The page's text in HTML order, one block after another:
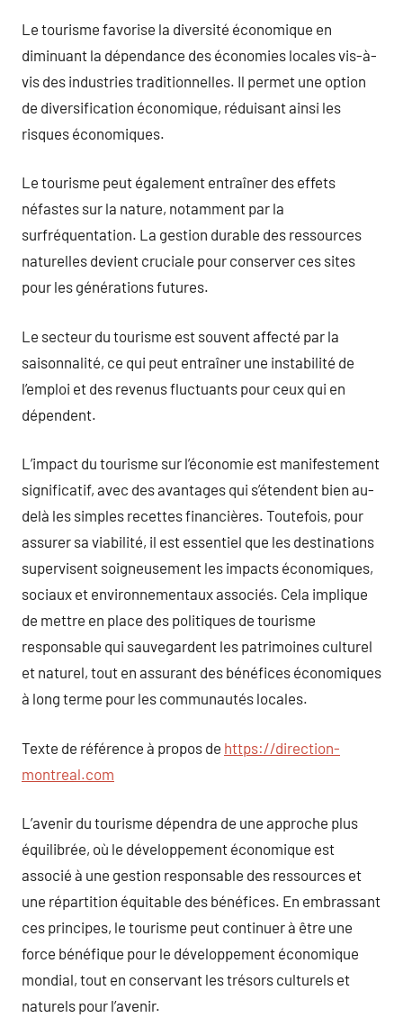
Le tourisme favorise la diversité économique en
diminuant la dépendance des économies locales vis-à-
vis des industries traditionnelles. Il permet une option
de diversification économique, réduisant ainsi les
risques économiques.
Le tourisme peut également entraîner des effets
néfastes sur la nature, notamment par la
surfréquentation. La gestion durable des ressources
naturelles devient cruciale pour conserver ces sites
pour les générations futures.
Le secteur du tourisme est souvent affecté par la
saisonnalité, ce qui peut entraîner une instabilité de
l’emploi et des revenus fluctuants pour ceux qui en
dépendent.
L’impact du tourisme sur l’économie est manifestement
significatif, avec des avantages qui s’étendent bien au-
delà les simples recettes financières. Toutefois, pour
assurer sa viabilité, il est essentiel que les destinations
supervisent soigneusement les impacts économiques,
sociaux et environnementaux associés. Cela implique
de mettre en place des politiques de tourisme
responsable qui sauvegardent les patrimoines culturel
et naturel, tout en assurant des bénéfices économiques
à long terme pour les communautés locales.
Texte de référence à propos de https://direction-
montreal.com
L’avenir du tourisme dépendra de une approche plus
équilibrée, où le développement économique est
associé à une gestion responsable des ressources et
une répartition équitable des bénéfices. En embrassant
ces principes, le tourisme peut continuer à être une
force bénéfique pour le développement économique
mondial, tout en conservant les trésors culturels et
naturels pour l’avenir.